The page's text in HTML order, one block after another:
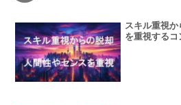
スキル重視
を重視する